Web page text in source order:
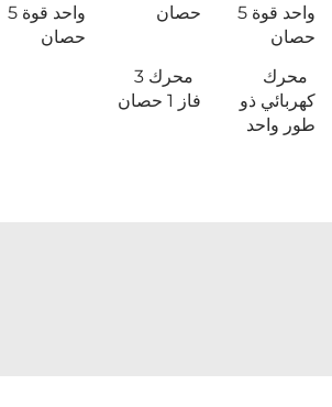
واحد قوة 5
حصان
حصان
واحد قوة 5
حصان
محرك
كهربائي ذو
طور واحد
محرك 3
فاز 1 حصان